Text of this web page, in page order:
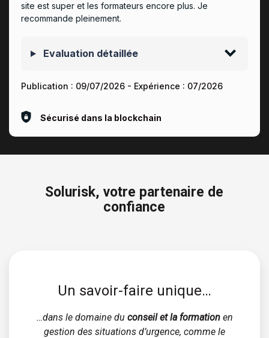
site est super et les formateurs encore plus. Je
recommande pleinement.
Evaluation détaillée
Publication : 09/07/2026 - Expérience : 07/2026
Sécurisé dans la blockchain
Solurisk, votre partenaire de
confiance
Un savoir-faire unique…
…dans le domaine du conseil et la formationen
gestion des situations d’urgence, comme le